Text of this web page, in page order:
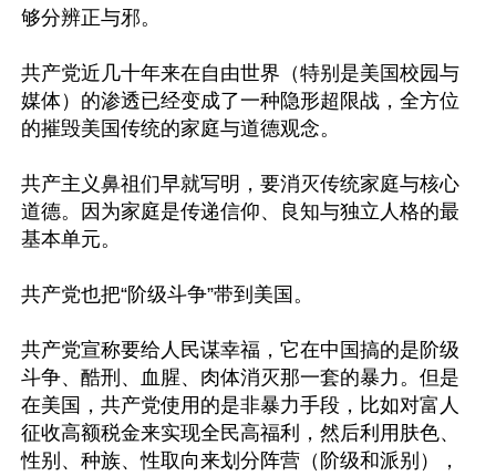
够分辨正与邪。
共产党近几十年来在自由世界（特别是美国校园与
媒体）的渗透已经变成了一种隐形超限战，全方位
的摧毁美国传统的家庭与道德观念。
共产主义鼻祖们早就写明，要消灭传统家庭与核心
道德。因为家庭是传递信仰、良知与独立人格的最
基本单元。
共产党也把“阶级斗争”带到美国。
共产党宣称要给人民谋幸福，它在中国搞的是阶级
斗争、酷刑、血腥、肉体消灭那一套的暴力。但是
在美国，共产党使用的是非暴力手段，比如对富人
征收高额税金来实现全民高福利，然后利用肤色、
性别、种族、性取向来划分阵营（阶级和派别），